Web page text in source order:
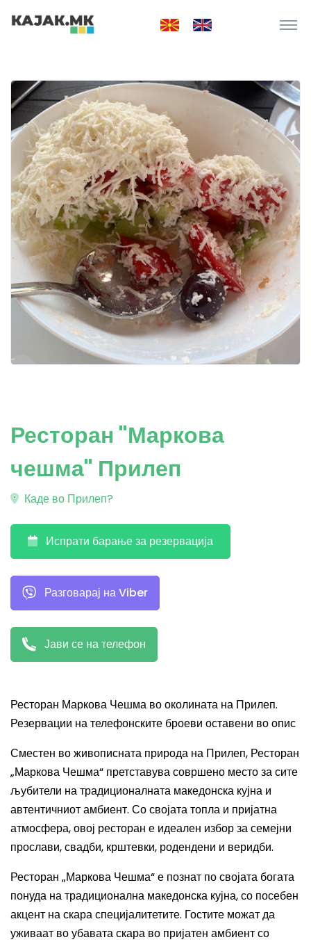
Ресторан "Маркова
чешма" Прилеп
Каде во Прилеп?
Испрати барање за резервација
Разговарај на Viber
Јави се на телефон
Ресторан Маркова Чешма во околината на Прилеп.
Резервации на телефонските броеви оставени во опис
Сместен во живописната природа на Прилеп, Ресторан
„Маркова Чешма“ претставува совршено место за сите
љубители на традиционалната македонска кујна и
автентичниот амбиент. Со својата топла и пријатна
атмосфера, овој ресторан е идеален избор за семејни
прослави, свадби, крштевки, родендени и веридби.
Ресторан „Маркова Чешма“ е познат по својата богата
понуда на традиционална македонска кујна, со посебен
акцент на скара специјалитетите. Гостите можат да
уживаат во убавата скара во пријатен амбиент со